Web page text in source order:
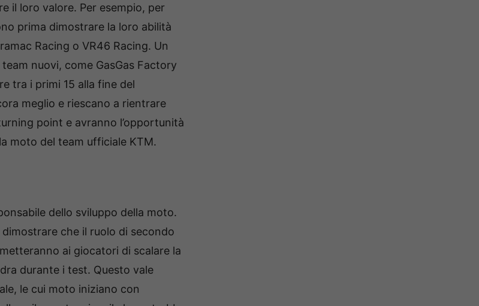
il loro valore. Per esempio, per
prima dimostrare la loro abilità
Racing o VR46 Racing. Un
nuovi, come GasGas Factory
tra i primi 15 alla fine del
meglio e riescano a rientrare
point e avranno l’opportunità
moto del team ufficiale KTM.
dello sviluppo della moto.
che il ruolo di secondo
ai giocatori di scalare la
durante i test. Questo vale
le cui moto iniziano con